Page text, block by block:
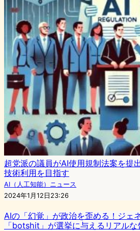
超党派の議員がAI使用規制法案を提
技術利用を目指す
AI（人工知能）ニュース
2024年1月12日23:26
AIの「幻覚」が政治を歪める！ジェ
「botshit」が選挙に与えるリアルな